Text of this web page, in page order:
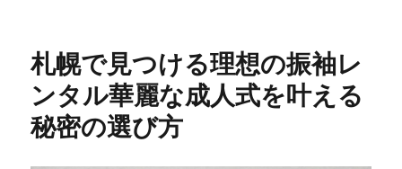
札幌で見つける理想の振袖レ
ンタル華麗な成人式を叶える
秘密の選び方